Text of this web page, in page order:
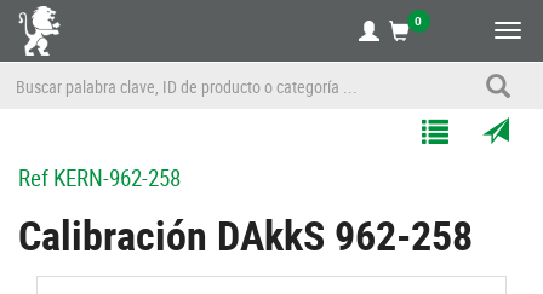
0
un
Listas
RefKERN-962-258
Calibración DAkkS 962-258